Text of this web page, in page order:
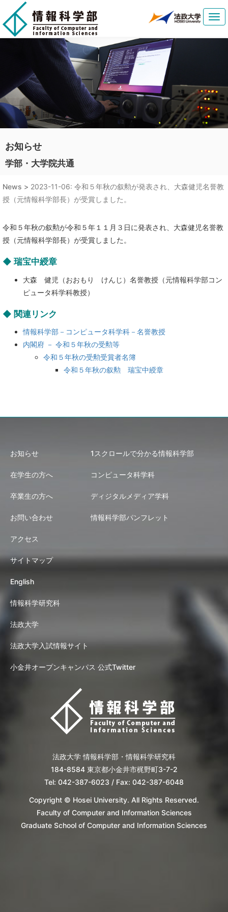
お知らせ
学部・大学院共通
News > 2023-11-06: 令和５年秋の叙勲が発表され、大森健児名誉教
授（元情報科学部長）が受賞しました。
令和５年秋の叙勲が令和５年１１月３日に発表され、大森健児名誉教
授（元情報科学部長）が受賞しました。
◆ 瑞宝中綬章
大森 健児（おおもり けんじ）名誉教授（元情報科学部コン
ピュータ科学科教授）
◆ 関連リンク
情報科学部－コンピュータ科学科－名誉教授
内閣府 － 令和５年秋の受勲等
令和５年秋の受勲受賞者名簿
令和５年秋の叙勲 瑞宝中綬章
お知らせ
在学生の方へ
卒業生の方へ
お問い合わせ
アクセス
サイトマップ
English
1スクロールで分かる情報科学部
コンピュータ科学科
ディジタルメディア学科
情報科学部パンフレット
情報科学研究科
法政大学
法政大学入試情報サイト
小金井オープンキャンパス 公式Twitter
法政大学 情報科学部・情報科学研究科
184-8584 東京都小金井市梶野町3-7-2
Tel: 042-387-6023 / Fax: 042-387-6048
Copyright © Hosei University. All Rights Reserved.
Faculty of Computer and Information Sciences
Graduate School of Computer and Information Sciences